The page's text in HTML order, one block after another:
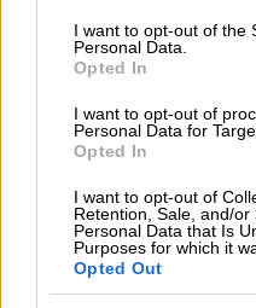
consent section.
I want to opt-out of the
Personal Data.
Opted In
I want to opt-out of
Personal Data for
Opted In
I want to opt-out of
Retention, Sale, and/or
Personal Data that Is
Purposes for which it
Opted Out
πόρων και να έχει
εξαγωγέα.
Στην κυβέρνηση
είναι και τα
Λιβύη και ηΤουρκία
ελληνικά
Ανατολική Μεσόγειο